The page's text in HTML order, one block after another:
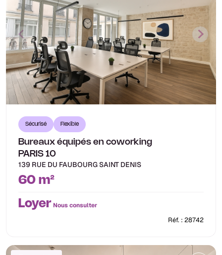
Sécurisé Flexible
Bureaux équipés en coworking
PARIS 10
139 RUE DU FAUBOURG SAINT DENIS
60 m²
Loyer Nous consulter
Réf. : 28742